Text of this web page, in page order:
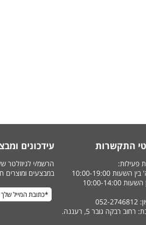
התקשרות עידכונים
פעילות:
השעות 10:00-19:00
10:00-14:00
רחוב רבקה גובר 5, רעננה.
הרשמ/י לניוזלטר
במבצעים ומוצרים